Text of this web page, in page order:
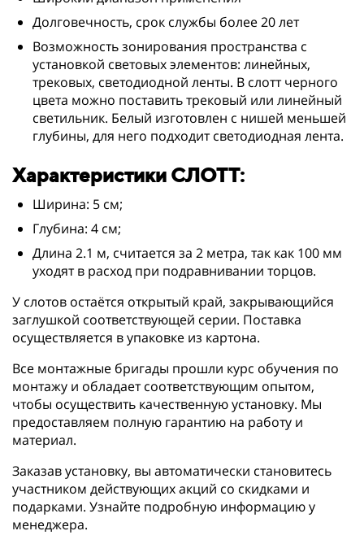
Долговечность, срок службы более 20 лет
Возможность зонирования пространства с
установкой световых элементов: линейных,
трековых, светодиодной ленты. В слотт черного
цвета можно поставить трековый или линейный
светильник. Белый изготовлен с нишей меньшей
глубины, для него подходит светодиодная лента.
Характеристики СЛОТТ:
Ширина: 5 см;
Глубина: 4 см;
Длина 2.1 м, считается за 2 метра, так как 100 мм
уходят в расход при подравнивании торцов.
У слотов остаётся открытый край, закрывающийся
заглушкой соответствующей серии. Поставка
осуществляется в упаковке из картона.
Все монтажные бригады прошли курс обучения по
монтажу и обладает соответствующим опытом,
чтобы осуществить качественную установку. Мы
предоставляем полную гарантию на работу и
материал.
Заказав установку, вы автоматически становитесь
участником действующих акций со скидками и
подарками. Узнайте подробную информацию у
менеджера.